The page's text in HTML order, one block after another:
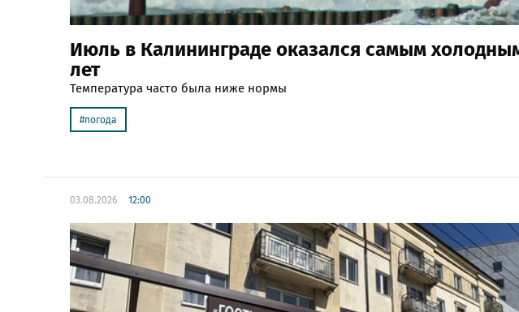
Июль в Калининграде оказался самым
лет
Температура часто была ниже нормы
погода
03.08.2026 12:00